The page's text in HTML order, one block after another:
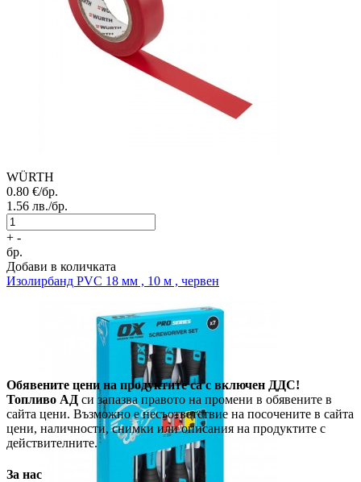
WÜRTH
0.80 €/бр.
1.56 лв./бр.
+ -
бр.
Добави в количката
Изолирбанд PVC 18 мм , 10 м , червен
Обявените цени на продуктите са с включен ДДС!
Топливо АД си запазва правото на промени в обявените в
сайта цени. Възможно е несъответствие на посочените в сайта
цени, наличности, снимки или описания на продуктите с
действителните.
За нас